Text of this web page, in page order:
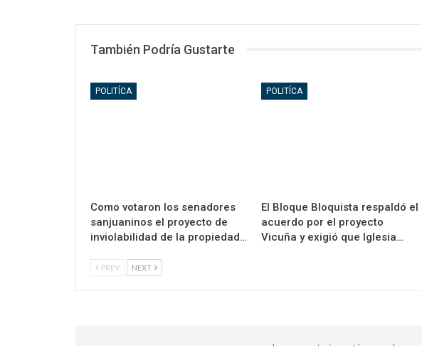
También Podría Gustarte
POLITÍCA
Como votaron los senadores
sanjuaninos el proyecto de
inviolabilidad de la propiedad…
POLITÍCA
El Bloque Bloquista respaldó el
acuerdo por el proyecto
Vicuña y exigió que Iglesia…
PREV NEXT